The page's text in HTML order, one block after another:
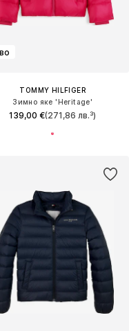
TOMMY HILFIGER
Зимно яке 'Heritage'
139,00 €(271,86 лв.³)